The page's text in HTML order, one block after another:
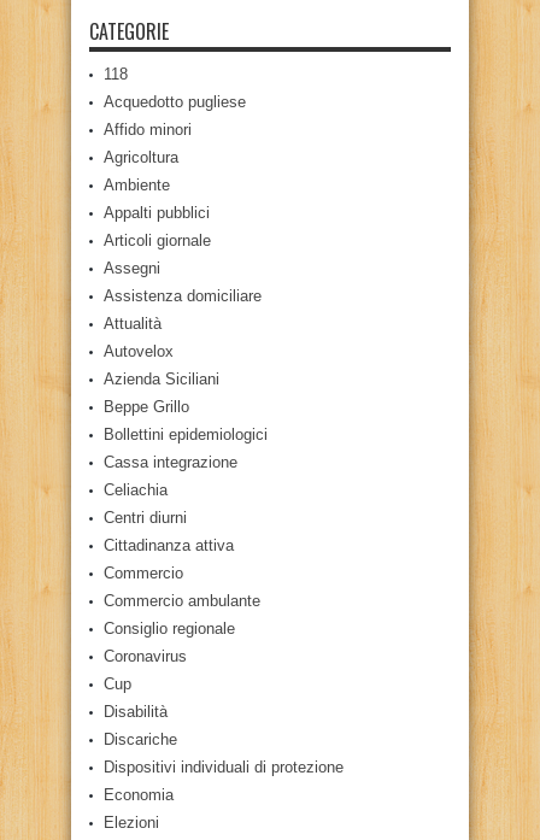
CATEGORIE
118
Acquedotto pugliese
Affido minori
Agricoltura
Ambiente
Appalti pubblici
Articoli giornale
Assegni
Assistenza domiciliare
Attualità
Autovelox
Azienda Siciliani
Beppe Grillo
Bollettini epidemiologici
Cassa integrazione
Celiachia
Centri diurni
Cittadinanza attiva
Commercio
Commercio ambulante
Consiglio regionale
Coronavirus
Cup
Disabilità
Discariche
Dispositivi individuali di protezione
Economia
Elezioni